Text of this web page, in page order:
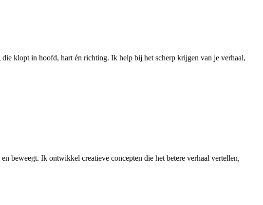
klopt in hoofd, hart én richting. Ik help bij het scherp krijgen van je verhaal,
beweegt. Ik ontwikkel creatieve concepten die het betere verhaal vertellen,